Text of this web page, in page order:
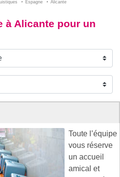
Espagne Alicante
à Alicante pour un
Toute l’équipe
vous réserve
un accueil
amical et